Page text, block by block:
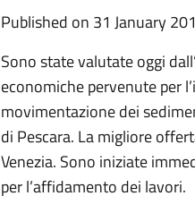
Published on 31 January
Sono state valutate oggi
economiche pervenute per
movimentazione dei
di Pescara. La migliore
Venezia. Sono iniziate
per l’affidamento dei lavori.